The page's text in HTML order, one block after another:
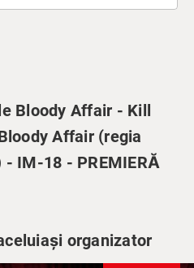
Bloody Affair - Kill
Affair (regia
- IM-18 - PREMIERĂ
organizator